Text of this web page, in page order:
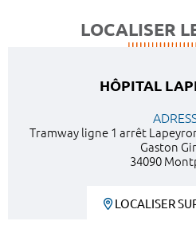
LOCALISER
HÔPITAL
Tramway ligne 1 arrêt
Gaston
34090
LOCALISER